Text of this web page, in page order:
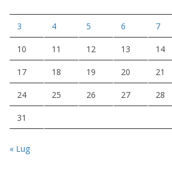
3 4 5 6 7
10 11 12 13 14
17 18 19 20 21
24 25 26 27 28
31
« Lug